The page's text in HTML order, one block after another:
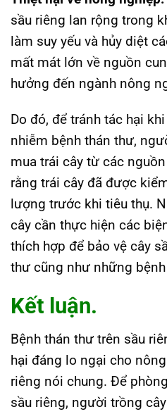
sầu riêng lan rộng trong
làm suy yếu và hủy diệt
mất mát lớn về nguồn
hưởng đến ngành nông
Do đó, để tránh tác hại
nhiễm bệnh thán thư,
mua trái cây từ các
rằng trái cây đã được
lượng trước khi tiêu thụ.
cây cần thực hiện các
thích hợp để bảo vệ cây
thư cũng như những
Kết luận.
Bệnh thán thư trên sầu
hại đáng lo ngại cho
riêng nói chung. Để
sầu riêng, người trồng